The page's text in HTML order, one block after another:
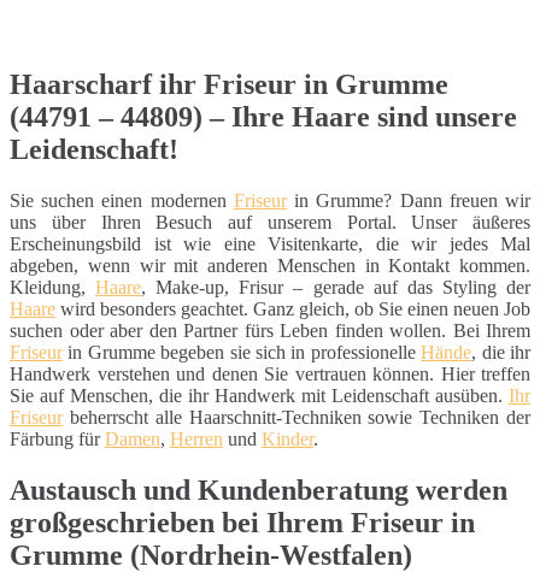
Haarscharf ihr Friseur in Grumme
(44791 – 44809) – Ihre Haare sind unsere
Leidenschaft!
Sie suchen einen modernen Friseurin Grumme? Dann freuen wir
uns über Ihren Besuch auf unserem Portal. Unser äußeres
Erscheinungsbild ist wie eine Visitenkarte, die wir jedes Mal
abgeben, wenn wir mit anderen Menschen in Kontakt kommen.
Kleidung,Haare, Make-up, Frisur – gerade auf das Styling der
Haare wird besonders geachtet. Ganz gleich, ob Sie einen neuen Job
suchen oder aber den Partner fürs Leben finden wollen. Bei Ihrem
Friseurin Grumme begeben sie sich in professionelleHände, die ihr
Handwerk verstehen und denen Sie vertrauen können. Hier treffen
Sie auf Menschen, die ihr Handwerk mit Leidenschaft ausüben. Ihr
Friseurbeherrscht alle Haarschnitt-Techniken sowie Techniken der
Färbung fürDamen, Herren und Kinder.
Austausch und Kundenberatung werden
großgeschrieben bei Ihrem Friseur in
Grumme (Nordrhein-Westfalen)